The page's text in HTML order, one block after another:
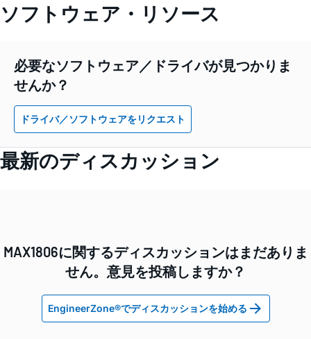
ソフトウェア・リソース
必要なソフトウェア／ドライバが見つかりま
せんか？
ドライバ／ソフトウェアをリクエスト
最新のディスカッション
MAX1806に関するディスカッションはまだありま
せん。意見を投稿しますか？
EngineerZone®でディスカッションを始める